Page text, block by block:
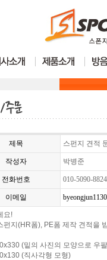
제목 스펀지 견적
작성자 박병준
전화번호 010-5090-8824
이메일
요!
펀지(HR폼), PE폼 제작 견적을
(밑의 사진의 모양으로 우
(직사각형 모형)